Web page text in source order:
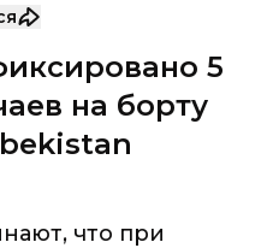
5
на борту
что при